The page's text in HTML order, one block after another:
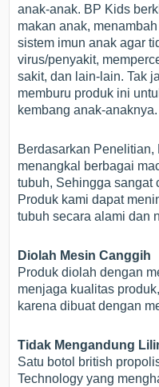
anak-anak. BP Kids
makan anak,
sistem imun anak agar
virus/penyakit,
sakit, dan lain-lain. Tak
memburu produk ini
kembang anak-anaknya.
Berdasarkan
menangkal berbagai
tubuh, Sehingga sangat
Produk kami dapat
tubuh secara alami dan
Diolah Mesin Canggih
Produk diolah dengan
menjaga kualitas
karena dibuat dengan
Tidak Mengandung
Satu botol british
Technology yang